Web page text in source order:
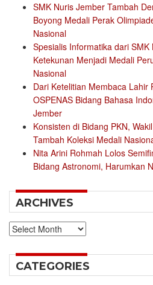
SMK Nuris Jember Tambah
Boyong Medali Perak
Nasional
Spesialis Informatika dari
Ketekunan Menjadi Medali
Nasional
Dari Ketelitian Membaca Lahir
OSPENAS Bidang Bahasa
Jember
Konsisten di Bidang PKN,
Tambah Koleksi Medali
Nita Arini Rohmah Lolos
Bidang Astronomi, Harumkan
ARCHIVES
Archives
CATEGORIES